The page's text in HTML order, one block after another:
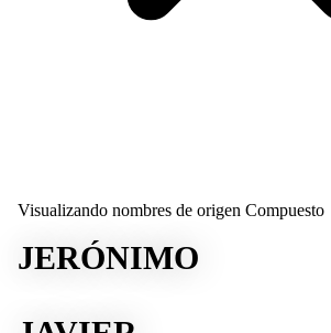
Visualizando nombres de origen Compuesto
JERÓNIMO